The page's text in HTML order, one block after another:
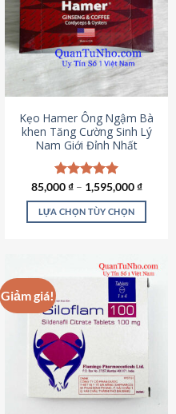
thể.
Các
tùy
chọn
có
thể
được
chọn
trên
trang
sản
phẩm
Kẹo Hamer Ông Ngậm Bà
khen Tăng Cường Sinh Lý
Nam Giới Đỉnh Nhất
Được xếp
hạng5.00
5 sao
85,000₫– 1,595,000₫
LỰA CHỌN TÙY CHỌN
này
nhiều
biến
tùy
chọn
có
Giảm giá!